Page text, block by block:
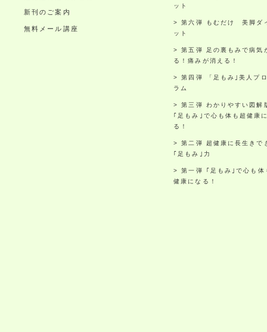
新刊のご案内
無料メール講座
ット
第六弾 もむだけ 美脚ダ
ット
第五弾 足の裏もみで病気
る！痛みが消える！
第四弾 「足もみ｣美人プ
ラム
第三弾 わかりやすい図解
｢足もみ｣で心も体も超健康
る！
第二弾 超健康に長生きで
｢足もみ｣力
第一弾 ｢足もみ｣で心も体
健康になる！